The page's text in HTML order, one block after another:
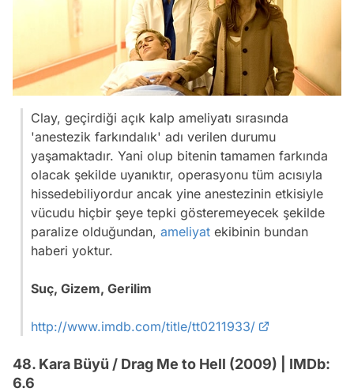
Clay, geçirdiği açık kalp ameliyatı sırasında
'anestezik farkındalık' adı verilen durumu
yaşamaktadır. Yani olup bitenin tamamen farkında
olacak şekilde uyanıktır, operasyonu tüm acısıyla
hissedebiliyordur ancak yine anestezinin etkisiyle
vücudu hiçbir şeye tepki gösteremeyecek şekilde
paralize olduğundan, ameliyat ekibinin bundan
haberi yoktur.
Suç, Gizem, Gerilim
http://www.imdb.com/title/tt0211933/
48. Kara Büyü / Drag Me to Hell (2009) | IMDb:
6.6